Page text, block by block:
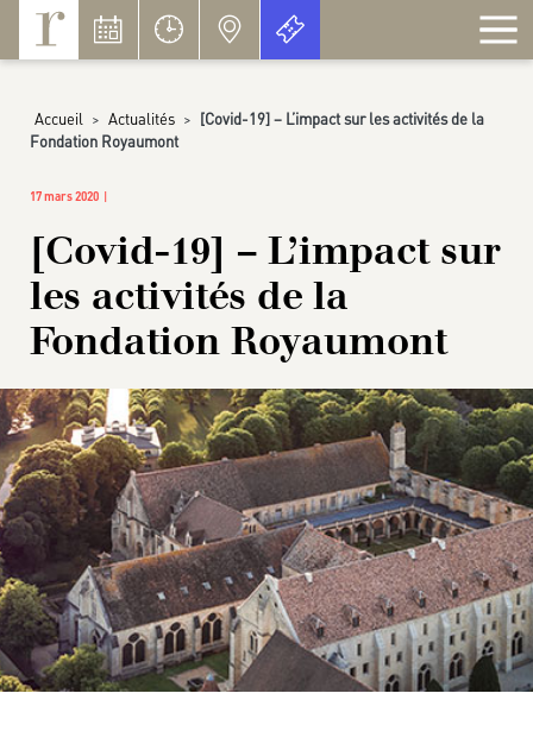
Accueil > Actualités > [Covid-19] – L’impact sur les activités de la
Fondation Royaumont
17 mars 2020
[Covid-19] – L’impact sur
les activités de la
Fondation Royaumont
Panneau de gestion des cookies